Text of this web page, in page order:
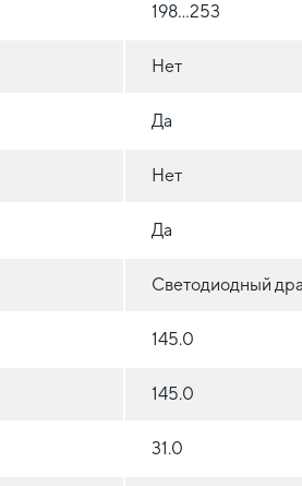
198...253
Нет
Да
Нет
Да
Светодиодный
145.0
145.0
31.0